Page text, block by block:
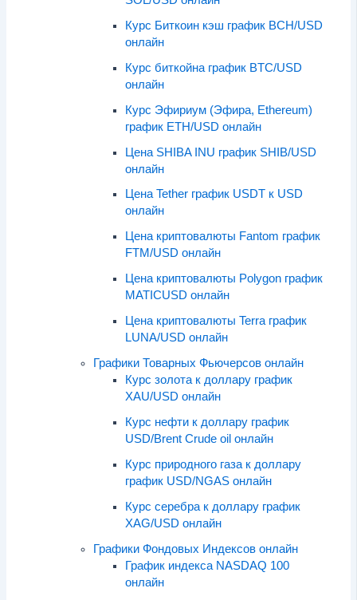
Курс Биткоин кэш график BCH/USD
онлайн
Курс биткойна график BTC/USD
онлайн
Курс Эфириум (Эфира, Ethereum)
график ETH/USD онлайн
Цена SHIBA INU график SHIB/USD
онлайн
Цена Tether график USDT к USD
онлайн
Цена криптовалюты Fantom график
FTM/USD онлайн
Цена криптовалюты Polygon график
MATICUSD онлайн
Цена криптовалюты Terra график
LUNA/USD онлайн
Графики Товарных Фьючерсов онлайн
Курс золота к доллару график
XAU/USD онлайн
Курс нефти к доллару график
USD/Brent Crude oil онлайн
Курс природного газа к доллару
график USD/NGAS онлайн
Курс серебра к доллару график
XAG/USD онлайн
Графики Фондовых Индексов онлайн
График индекса NASDAQ 100
онлайн